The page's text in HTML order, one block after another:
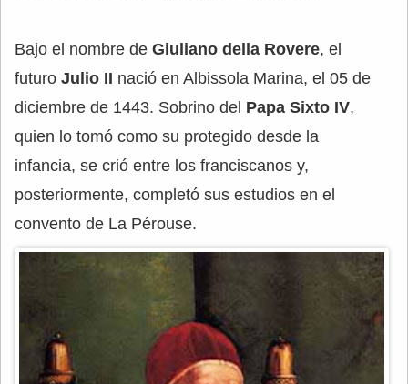
Bajo el nombre de Giuliano della Rovere, el
futuro Julio II nació en Albissola Marina, el 05 de
diciembre de 1443. Sobrino del Papa Sixto IV,
quien lo tomó como su protegido desde la
infancia, se crió entre los franciscanos y,
posteriormente, completó sus estudios en el
convento de La Pérouse.